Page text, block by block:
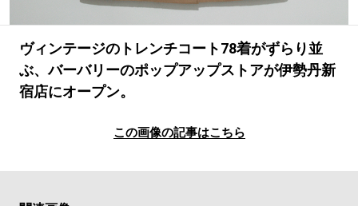
ヴィンテージのトレンチコート78着がずらり並
ぶ、バーバリーのポップアップストアが伊勢丹新
宿店にオープン。
この画像の記事はこちら